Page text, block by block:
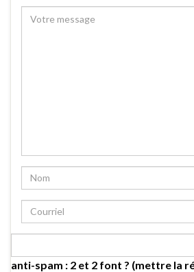
anti-spam : 2 et 2 font ? (mettre la